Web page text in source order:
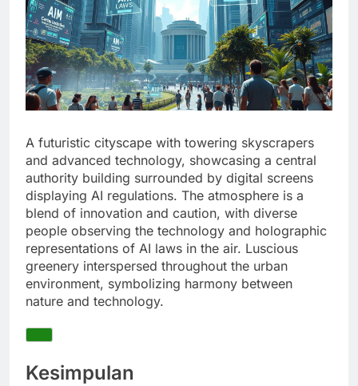
A futuristic cityscape with towering skyscrapers
and advanced technology, showcasing a central
authority building surrounded by digital screens
displaying AI regulations. The atmosphere is a
blend of innovation and caution, with diverse
people observing the technology and holographic
representations of AI laws in the air. Luscious
greenery interspersed throughout the urban
environment, symbolizing harmony between
nature and technology.
Kesimpulan